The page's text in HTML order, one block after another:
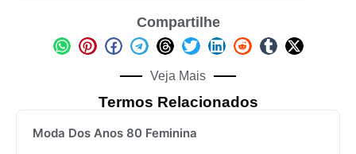
Compartilhe
Veja Mais
Termos Relacionados
Moda Dos Anos 80 Feminina